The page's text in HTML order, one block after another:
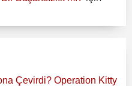
Çevirdi? Operation Kitty